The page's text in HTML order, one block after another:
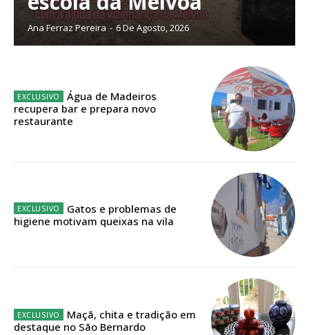
32
Edição em papel entregue à Quinta-feira em sua
casa
Acesso ao conteúdo online
Acesso aos conteúdos Exclusivos para
Escolha o plano
Ana Ferraz Pereira - 6 De Agosto, 2026
Água de Madeiros
recupera bar e prepara novo
restaurante
Gatos e problemas de
higiene motivam queixas na vila
Maçã, chita e tradição em
destaque no São Bernardo